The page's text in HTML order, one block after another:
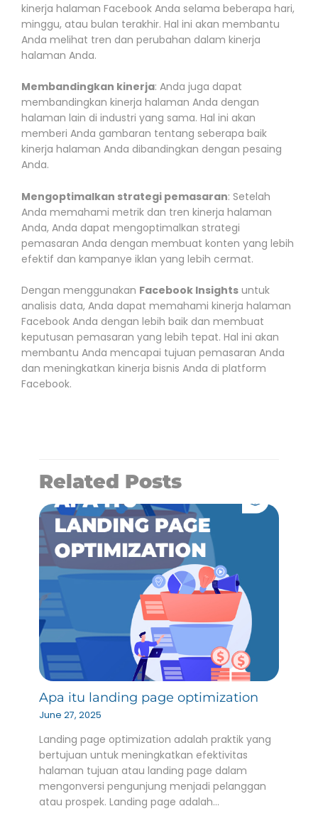
kinerja halaman Facebook Anda selama beberapa hari,
minggu, atau bulan terakhir. Hal ini akan membantu
Anda melihat tren dan perubahan dalam kinerja
halaman Anda.
Membandingkan kinerja: Anda juga dapat
membandingkan kinerja halaman Anda dengan
halaman lain di industri yang sama. Hal ini akan
memberi Anda gambaran tentang seberapa baik
kinerja halaman Anda dibandingkan dengan pesaing
Anda.
Mengoptimalkan strategi pemasaran: Setelah
Anda memahami metrik dan tren kinerja halaman
Anda, Anda dapat mengoptimalkan strategi
pemasaran Anda dengan membuat konten yang lebih
efektif dan kampanye iklan yang lebih cermat.
Dengan menggunakan Facebook Insights untuk
analisis data, Anda dapat memahami kinerja halaman
Facebook Anda dengan lebih baik dan membuat
keputusan pemasaran yang lebih tepat. Hal ini akan
membantu Anda mencapai tujuan pemasaran Anda
dan meningkatkan kinerja bisnis Anda di platform
Facebook.
Related Posts
Apa itu landing page optimization
June 27, 2025
Landing page optimization adalah praktik yang
bertujuan untuk meningkatkan efektivitas
halaman tujuan atau landing page dalam
mengonversi pengunjung menjadi pelanggan
atau prospek. Landing page adalah…